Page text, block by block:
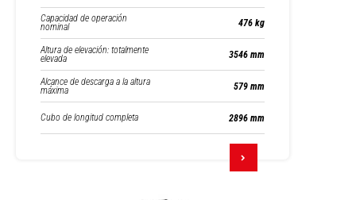
Capacidad de operación
nominal 476 kg
Altura de elevación: totalmente
elevada 3546 mm
Alcance de descarga a la altura
máxima 579 mm
Cubo de longitud completa 2896 mm